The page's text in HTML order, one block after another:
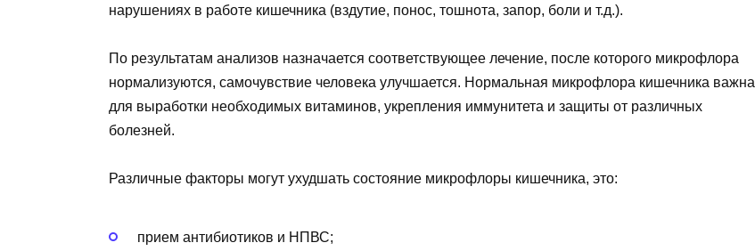
нарушениях в работе кишечника (вздутие, понос, тошнота, запор, боли и т.д.).
По результатам анализов назначается соответствующее лечение, после которого микрофлора
нормализуются, самочувствие человека улучшается. Нормальная микрофлора кишечника важна
для выработки необходимых витаминов, укрепления иммунитета и защиты от различных
болезней.
Различные факторы могут ухудшать состояние микрофлоры кишечника, это:
прием антибиотиков и НПВС;